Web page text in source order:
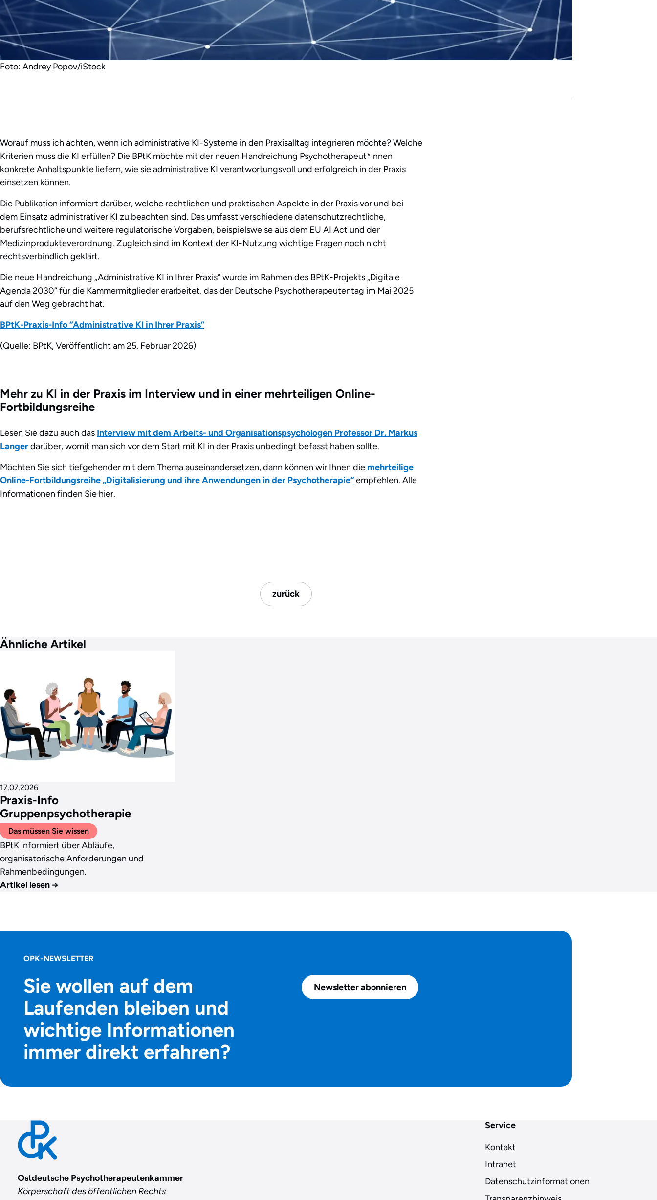
Foto: Andrey Popov/iStock
Worauf muss ich achten, wenn ich administrative KI-Systeme in den Praxisalltag integrieren möchte? Welche
Kriterien muss die KI erfüllen? Die BPtK möchte mit der neuen Handreichung Psychotherapeut*innen
konkrete Anhaltspunkte liefern, wie sie administrative KI verantwortungsvoll und erfolgreich in der Praxis
einsetzen können.
Die Publikation informiert darüber, welche rechtlichen und praktischen Aspekte in der Praxis vor und bei
dem Einsatz administrativer KI zu beachten sind. Das umfasst verschiedene datenschutzrechtliche,
berufsrechtliche und weitere regulatorische Vorgaben, beispielsweise aus dem EU AI Act und der
Medizinprodukteverordnung. Zugleich sind im Kontext der KI-Nutzung wichtige Fragen noch nicht
rechtsverbindlich geklärt.
Die neue Handreichung „Administrative KI in Ihrer Praxis“ wurde im Rahmen des BPtK-Projekts „Digitale
Agenda 2030“ für die Kammermitglieder erarbeitet, das der Deutsche Psychotherapeutentag im Mai 2025
auf den Weg gebracht hat.
BPtK-Praxis-Info “Administrative KI in Ihrer Praxis”
(Quelle: BPtK, Veröffentlicht am 25. Februar 2026)
Mehr zu KI in der Praxis im Interview und in einer mehrteiligen Online-
Fortbildungsreihe
Lesen Sie dazu auch das Interview mit dem Arbeits- und Organisationspsychologen Professor Dr. Markus
Langerdarüber, womit man sich vor dem Start mit KI in der Praxis unbedingt befasst haben sollte.
Möchten Sie sich tiefgehender mit dem Thema auseinandersetzen, dann können wir Ihnen die mehrteilige
Online-Fortbildungsreihe „Digitalisierung und ihre Anwendungen in der Psychotherapie“empfehlen. Alle
Informationen finden Sie hier.
zurück
Ähnliche Artikel
Praxis-Info
Gruppenpsychotherapie
17.07.2026
Das müssen Sie wissen
BPtK informiert über Abläufe,
organisatorische Anforderungen und
Rahmenbedingungen.
Artikel lesen →
OPK-NEWSLETTER
Sie wollen auf dem
Laufenden bleiben und
wichtige Informationen
immer direkt erfahren?
Newsletter abonnieren
Service
Kontakt
Intranet
Datenschutzinformationen
Contact
Ostdeutsche Psychotherapeutenkammer
Körperschaft des öffentlichen Rechts